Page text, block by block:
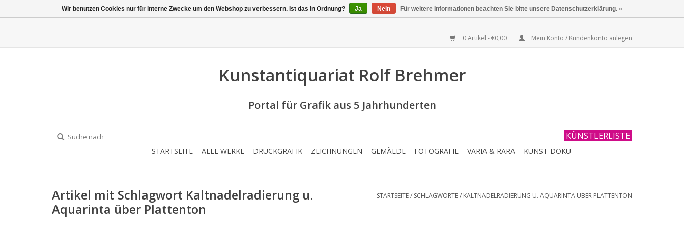
0 Artikel - €0,00 Mein Konto / Kundenkonto anlegen
Kunstantiquariat Rolf Brehmer
Portal für Grafik aus 5 Jahrhunderten
KÜNSTLERLISTE
STARTSEITE ALLE WERKE DRUCKGRAFIK ZEICHNUNGEN GEMÄLDE FOTOGRAFIE VARIA & RARA KUNST-DOKU
Artikel mit Schlagwort Kaltnadelradierung u.
Aquarinta über Plattenton
STARTSEITE/ SCHLAGWORTE/ KALTNADELRADIERUNG U. AQUARINTA ÜBER PLATTENTON
Wir benutzen Cookies nur für interne Zwecke um den Webshop zu verbessern. Ist das in Ordnung? Ja Nein Für weitere Informationen beachten Sie bitte unsere Datenschutzerklärung. »